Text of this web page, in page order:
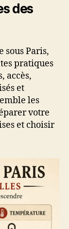
des
sous Paris,
pratiques
accès,
et
les
votre
et choisir